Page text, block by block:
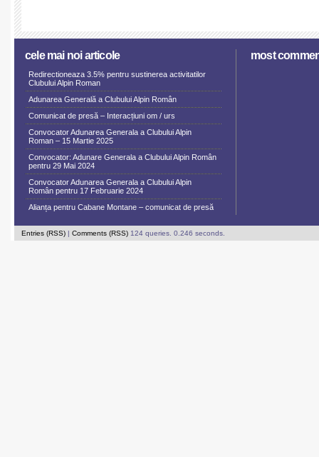
cele mai noi articole
Redirectioneaza 3.5% pentru sustinerea activitatilor
Clubului Alpin Roman
Adunarea Generală a Clubului Alpin Român
Comunicat de presă – Interacțiuni om / urs
Convocator Adunarea Generala a Clubului Alpin
Roman – 15 Martie 2025
Convocator: Adunare Generala a Clubului Alpin Român
pentru 29 Mai 2024
Convocator Adunarea Generala a Clubului Alpin
Român pentru 17 Februarie 2024
Alianța pentru Cabane Montane – comunicat de presă
most
Entries (RSS) | Comments (RSS) 124 queries. 0.246 seconds.